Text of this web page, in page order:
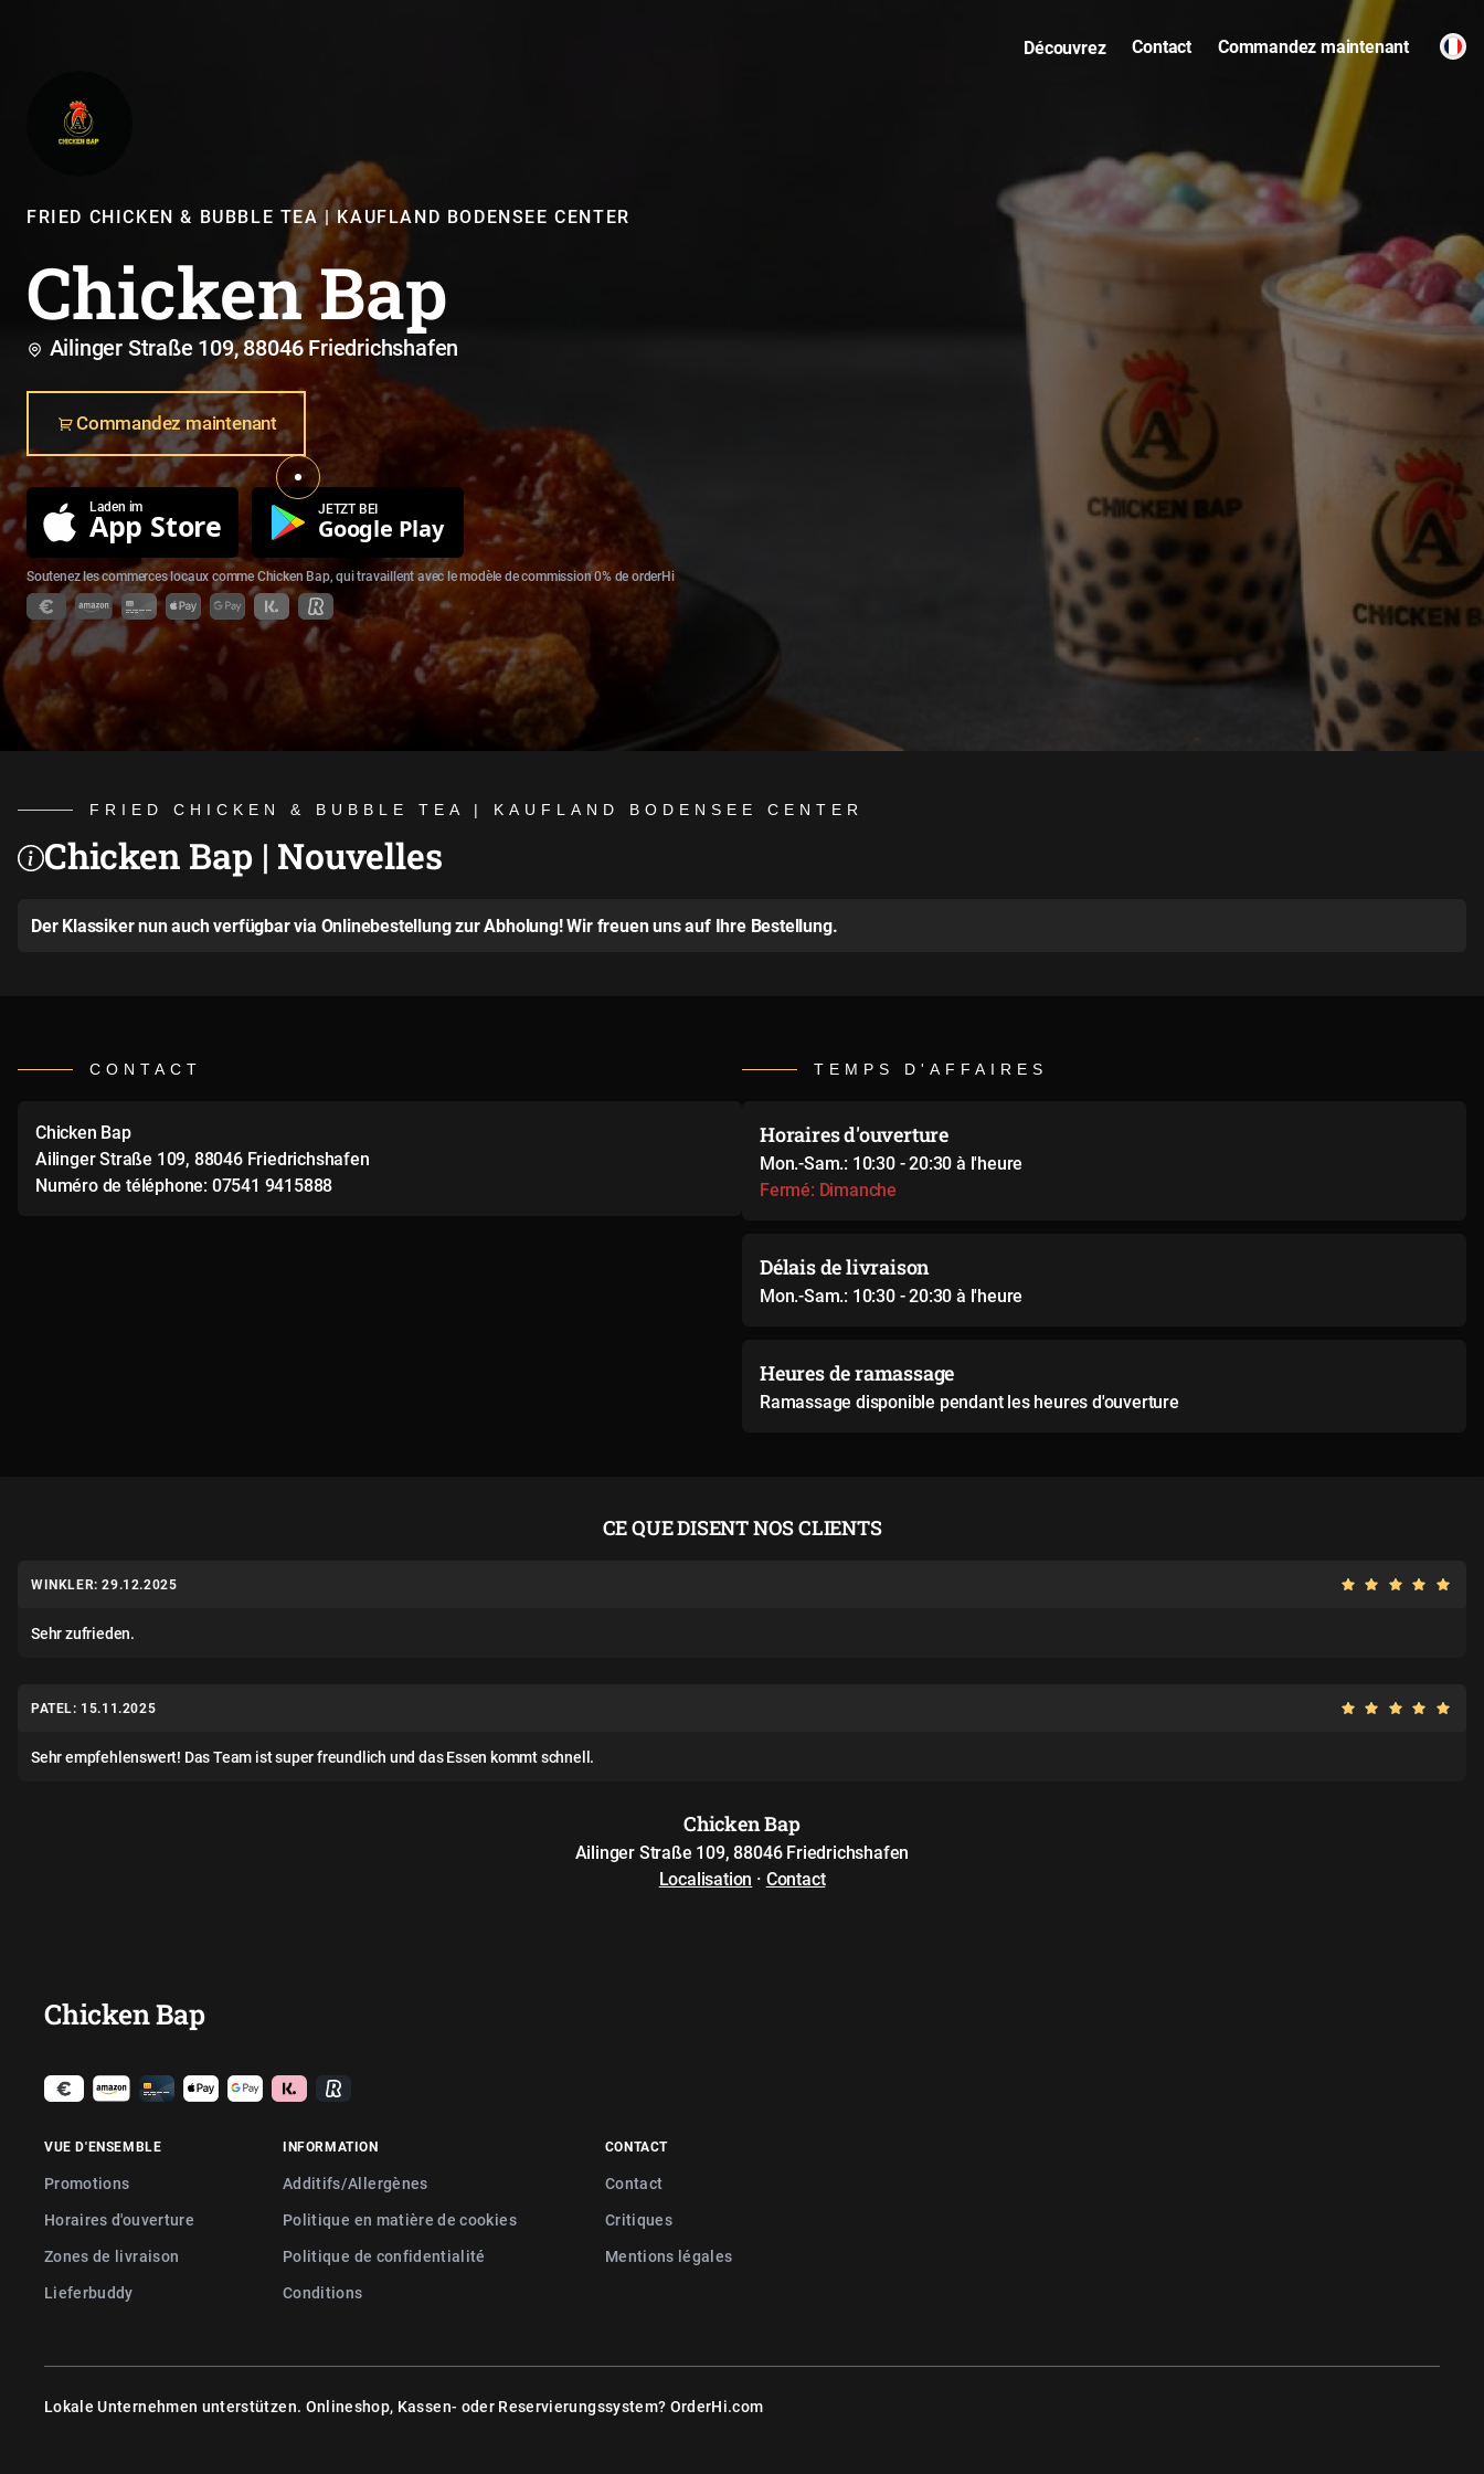
Découvrez Contact Commandez maintenant
FRIED CHICKEN & BUBBLE TEA | KAUFLAND BODENSEE CENTER
Chicken Bap
Ailinger Straße 109, 88046 Friedrichshafen
Commandez maintenant
Laden im
App Store JETZT BEI
Google Play
Soutenez les commerces locaux comme Chicken Bap, qui travaillent avec le modèle de commission 0% de orderHi
FRIED CHICKEN & BUBBLE TEA | KAUFLAND BODENSEE CENTER
Chicken Bap | Nouvelles
Der Klassiker nun auch verfügbar via Onlinebestellung zur Abholung! Wir freuen uns auf Ihre Bestellung.
CONTACT
Chicken Bap
Ailinger Straße 109, 88046 Friedrichshafen
Numéro de téléphone: 07541 9415888
TEMPS D'AFFAIRES
Horaires d'ouverture
Mon.-Sam.: 10:30 - 20:30 à l'heure
Fermé: Dimanche
Délais de livraison
Mon.-Sam.: 10:30 - 20:30 à l'heure
Heures de ramassage
Ramassage disponible pendant les heures d'ouverture
CE QUE DISENT NOS CLIENTS
WINKLER: 29.12.2025
Sehr zufrieden.
PATEL: 15.11.2025
Sehr empfehlenswert! Das Team ist super freundlich und das Essen kommt schnell.
Chicken Bap
Ailinger Straße 109, 88046 Friedrichshafen
Localisation · Contact
Chicken Bap
VUE D'ENSEMBLE
Promotions
Horaires d'ouverture
Zones de livraison
Lieferbuddy
INFORMATION
Additifs/Allergènes
Politique en matière de cookies
Politique de confidentialité
Conditions
CONTACT
Contact
Critiques
Mentions légales
Lokale Unternehmen unterstützen. Onlineshop, Kassen- oder Reservierungssystem? OrderHi.com